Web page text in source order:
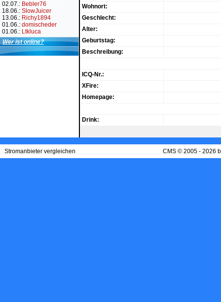
02.07.: Bebler76
18.06.: SlowJuicer
13.06.: Richy1894
01.06.: domischeder
01.06.: Ltkluca
Wer ist online?
Wohnort:
Geschlecht:
Alter:
Geburtstag:
Beschreibung:
ICQ-Nr.:
XFire:
Homepage:
Drink:
Stromanbieter vergleichen CMS © 2005 - 2026